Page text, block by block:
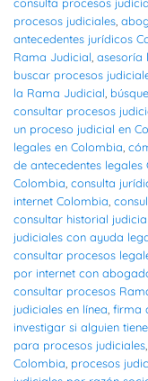
procesos judiciales
antecedentes jurídicos
Rama Judicial asesoría
buscar procesos
la Rama Judicial
consultar procesos
un proceso judicial en
legales en Colombia
de antecedentes legales
Colombia consulta
internet Colombia
consultar historial
judiciales con ayuda
consultar procesos
por internet con
consultar procesos
judiciales en línea firma
investigar si alguien
para procesos judiciales
Colombia procesos